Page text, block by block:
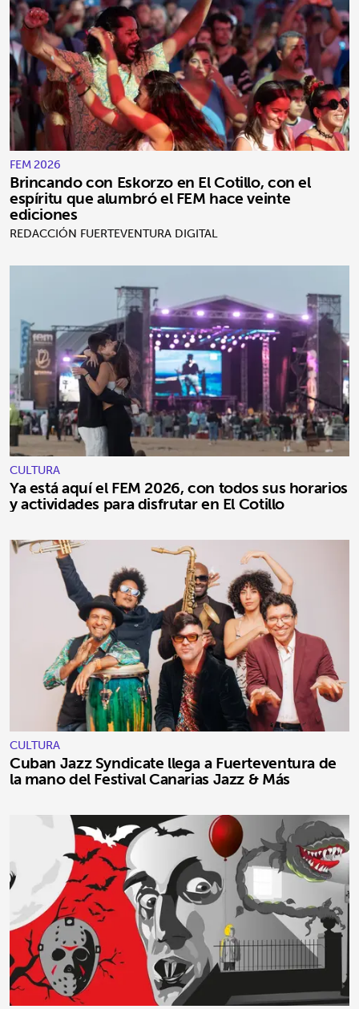
FEM 2026
Brincando con Eskorzo en El Cotillo, con el
espíritu que alumbró el FEM hace veinte
ediciones
REDACCIÓN FUERTEVENTURA DIGITAL
CULTURA
Ya está aquí el FEM 2026, con todos sus horarios
y actividades para disfrutar en El Cotillo
CULTURA
Cuban Jazz Syndicate llega a Fuerteventura de
la mano del Festival Canarias Jazz & Más